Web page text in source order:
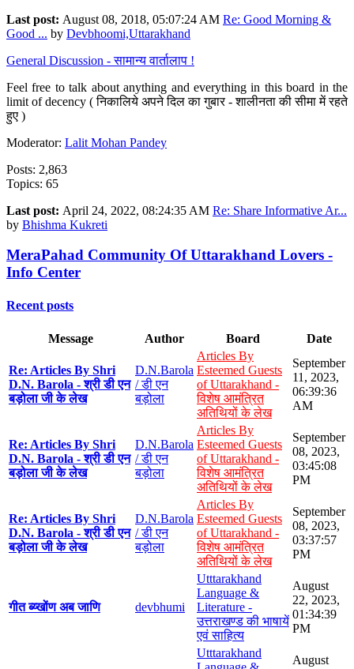
Last post: August 08, 2018, 05:07:24 AM Re: Good Morning &
Good ... by Devbhoomi,Uttarakhand
General Discussion - सामान्य वार्तालाप !
Feel free to talk about anything and everything in this board in the
limit of decency ( निकालिये अपने दिल का गुबार - शालीनता की सीमा में रहते
हुए )
Moderator: Lalit Mohan Pandey
Posts: 2,863
Topics: 65
Last post: April 24, 2022, 08:24:35 AM Re: Share Informative Ar...
by Bhishma Kukreti
MeraPahad Community Of Uttarakhand Lovers -
Info Center
Recent posts
Message Author Board Date
Re: Articles By Shri
D.N. Barola - श्री डी एन
बड़ोला जी के लेख
D.N.Barola
/ डी एन
बड़ोला
Articles By
Esteemed Guests
of Uttarakhand -
विशेष आमंत्रित
अतिथियों के लेख
September
11, 2023,
06:39:36
AM
Re: Articles By Shri
D.N. Barola - श्री डी एन
बड़ोला जी के लेख
D.N.Barola
/ डी एन
बड़ोला
Articles By
Esteemed Guests
of Uttarakhand -
विशेष आमंत्रित
अतिथियों के लेख
September
08, 2023,
03:45:08
PM
Re: Articles By Shri
D.N. Barola - श्री डी एन
बड़ोला जी के लेख
D.N.Barola
/ डी एन
बड़ोला
Articles By
Esteemed Guests
of Uttarakhand -
विशेष आमंत्रित
अतिथियों के लेख
September
08, 2023,
03:37:57
PM
गीत ब्य्खोंण अब जाणि devbhumi
Utttarakhand
Language &
Literature -
उत्तराखण्ड की भाषायें
एवं साहित्य
August
22, 2023,
01:34:39
PM
Utttarakhand
August